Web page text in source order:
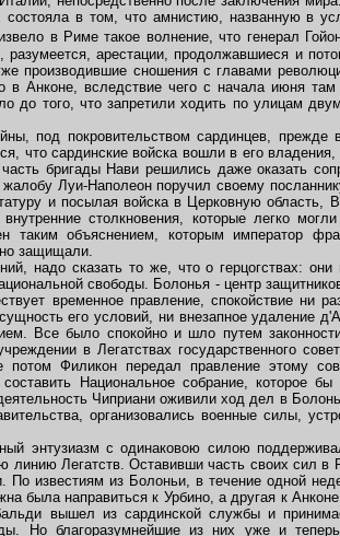
в том, что амнистию, названную в
в Риме такое волнение, что генерал
арестации, продолжавшиеся и
производившие сношения с главами
Анконе, вследствие чего с начала июня там
до того, что запретили ходить по улицам
под покровительством сардинцев, прежде
что сардинские войска вошли в его
бригады Нави решились даже оказать
Луи-Наполеон поручил своему
и посылая войска в Церковную область,
столкновения, которые легко
объяснением, которым император
защищали.
надо сказать то же, что о герцогствах: они
свободы. Болонья - центр
временное правление, спокойствие ни
его условий, ни внезапное удаление
Все было спокойно и шло путем
в Легатствах государственного
потом Филикон передал правление этому
Национальное собрание, которое
Чиприани оживили ход дел в
организовались военные силы,
энтузиазм с одинаковою силою
линию Легатств. Оставивши часть своих сил в
известиям из Болоньи, в течение одной
была направиться к Урбино, а другая к
вышел из сардинской службы и
Но благоразумнейшие из них уже и